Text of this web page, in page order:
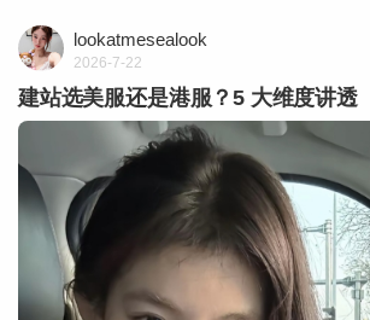
lookatmesealook
2026-7-22
建站选美服还是港服？5 大维度讲透